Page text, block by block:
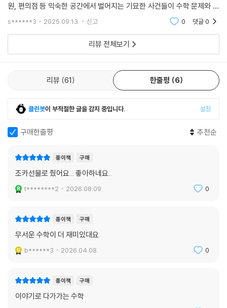
원, 편의점 등 익숙한 공간에서 벌어지는 기묘한 사건들이 수학 문제와 연
결되어 있어, 아이들은 읽고 생각하며 복합적인 사고 훈련을 하게 되네요^
s******3 2025.09.13. 신고 0 댓글0
리뷰 전체보기
리뷰 61 한줄평 6
클린봇이 부적절한 글을 감지 중입니다. 설정
구매한줄평 추천순
종이책 구매
조카선물로 줬어요... 좋아하네요..
t********2 2026.08.09. 0
종이책 구매
무서운 수학이 더 재미있대요.
b******3 2026.04.08. 0
종이책 구매
이야기로 다가가는 수학